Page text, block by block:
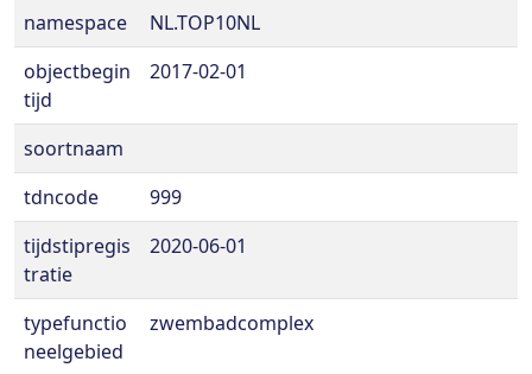
namespace
NL.TOP10NL
objectbegin
tijd
2017-02-01
soortnaam
tdncode
999
tijdstipregis
tratie
2020-06-01
typefunctio
neelgebied
zwembadcomplex